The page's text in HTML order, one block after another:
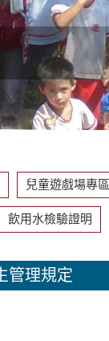
兒童遊戲場專區
飲用水檢驗證明
管理規定